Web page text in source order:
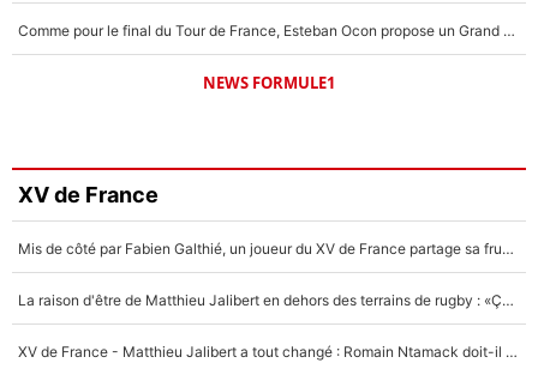
Comme pour le final du Tour de France, Esteban Ocon propose un Grand Prix de Formule 1 à Paris : «Autour de l’Arc de Triomphe, ce serait génial» !
NEWS FORMULE1
XV de France
Mis de côté par Fabien Galthié, un joueur du XV de France partage sa frustration : «ils ne me l’ont pas dit tout de suite»
La raison d'être de Matthieu Jalibert en dehors des terrains de rugby : «Ça m'atteint autant que si tu touches à un membre de ma famille»
XV de France - Matthieu Jalibert a tout changé : Romain Ntamack doit-il s’inquiéter pour sa place à un an de la Coupe du monde ?